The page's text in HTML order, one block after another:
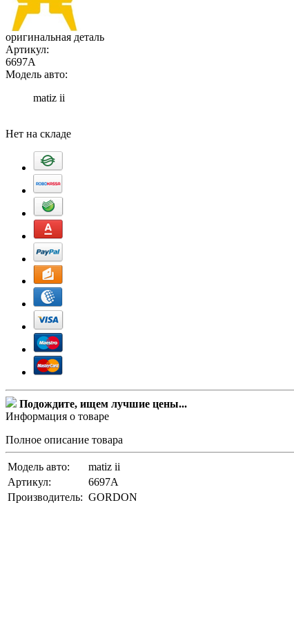
оригинальная деталь
Артикул:
6697A
Модель авто:
matiz ii
Нет на складе
Подождите, ищем лучшие цены...
Информация о товаре
Полное описание товара
Модель авто:
matiz ii
Артикул:
6697A
Производитель: GORDON